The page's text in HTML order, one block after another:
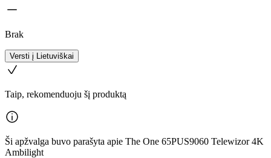
Brak
Versti į Lietuviškai
Taip, rekomenduoju šį produktą
Ši apžvalga buvo parašyta apie The One 65PUS9060 Telewizor 4K
Ambilight